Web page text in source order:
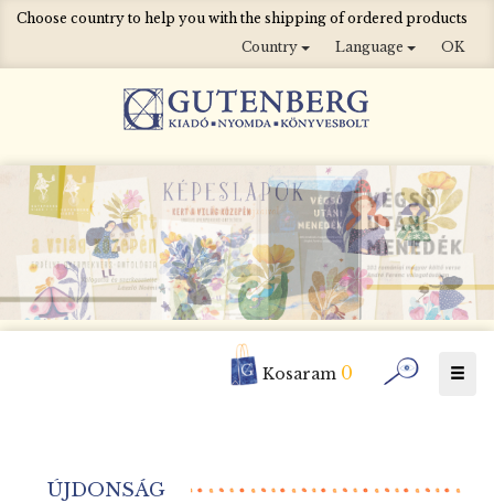
Choose country to help you with the shipping of ordered products
Country
Language OK
Kosaram 0
ÚJDONSÁG